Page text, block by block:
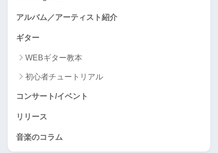
アルバム／アーティスト紹介
ギター
WEBギター教本
初心者チュートリアル
コンサート/イベント
リリース
音楽のコラム